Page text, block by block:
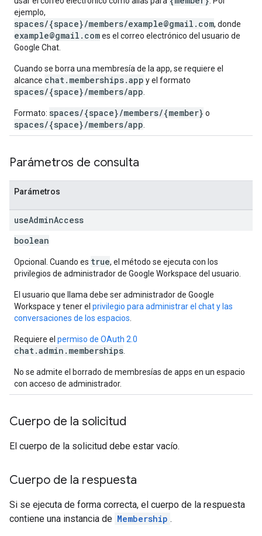
ejemplo,
spaces/{space}/members/example@gmail.com, donde
example@gmail.comes el correo electrónico del usuario de
Google Chat.
Cuando se borra una membresía de la app, se requiere el
alcance chat.memberships.app y el formato
spaces/{space}/members/app
Formato: spaces/{space}/members/{member} o
spaces/{space}/members/app
Parámetros de consulta
Parámetros
useAdminAccess
boolean
Opcional. Cuando es true, el método se ejecuta con los
privilegios de administrador de Google Workspace del usuario.
El usuario que llama debe ser administrador de Google
Workspace y tener el privilegio para administrar el chat y las
conversaciones de los espacios
Requiere el permiso de OAuth 2.0
chat.admin.memberships
No se admite el borrado de membresías de apps en un espacio
con acceso de administrador.
Cuerpo de la solicitud
El cuerpo de la solicitud debe estar vacío.
Cuerpo de la respuesta
Si se ejecuta de forma correcta, el cuerpo de la respuesta
contiene una instancia de Membership .